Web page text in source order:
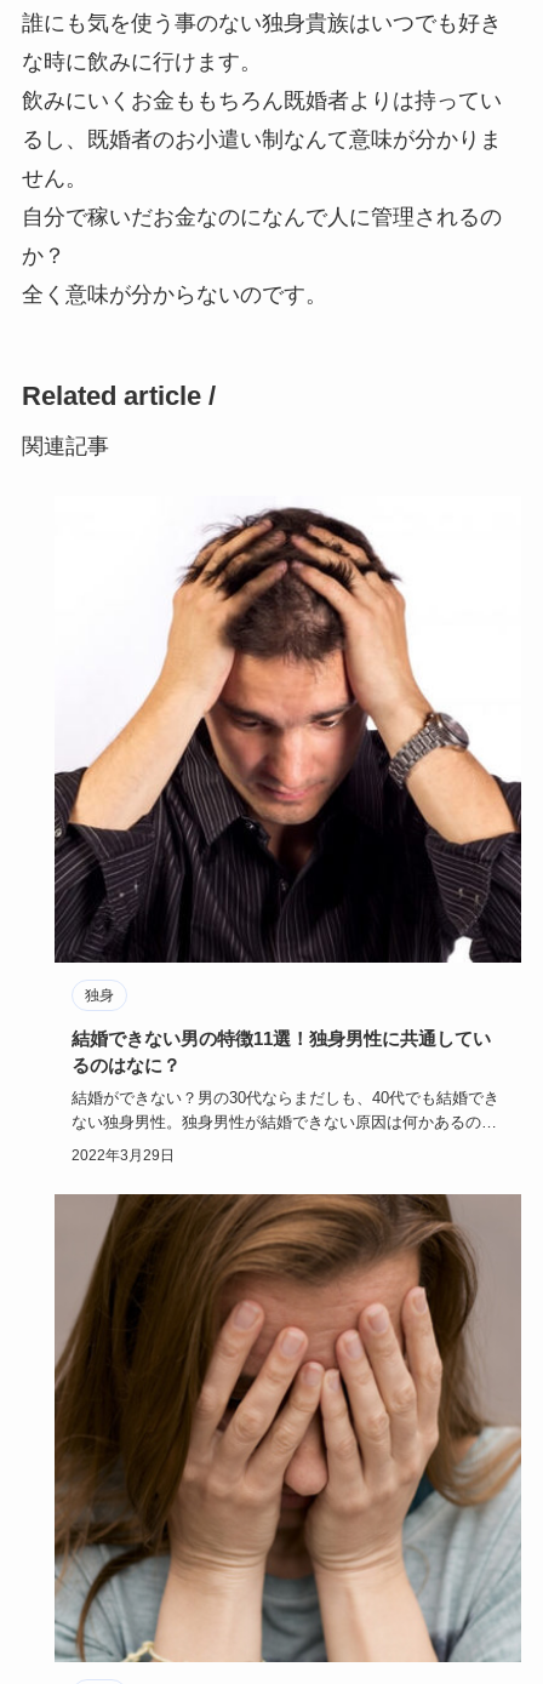
誰にも気を使う事のない独身貴族はいつでも好き
な時に飲みに行けます。
飲みにいくお金ももちろん既婚者よりは持ってい
るし、既婚者のお小遣い制なんて意味が分かりま
せん。
自分で稼いだお金なのになんで人に管理されるの
か？
全く意味が分からないのです。
Related article /
関連記事
独身
結婚できない男の特徴11選！独身男性に共通してい
るのはなに？
結婚ができない？男の30代ならまだしも、40代でも結婚でき
ない独身男性。独身男性が結婚できない原因は何かあるので
しょうか？…
2022年3月29日